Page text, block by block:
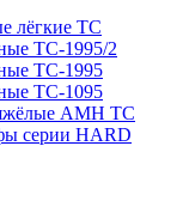
лёгкие ТС
ТС-1995/2
TC-1995
TC-1095
AMH TC
серии HARD